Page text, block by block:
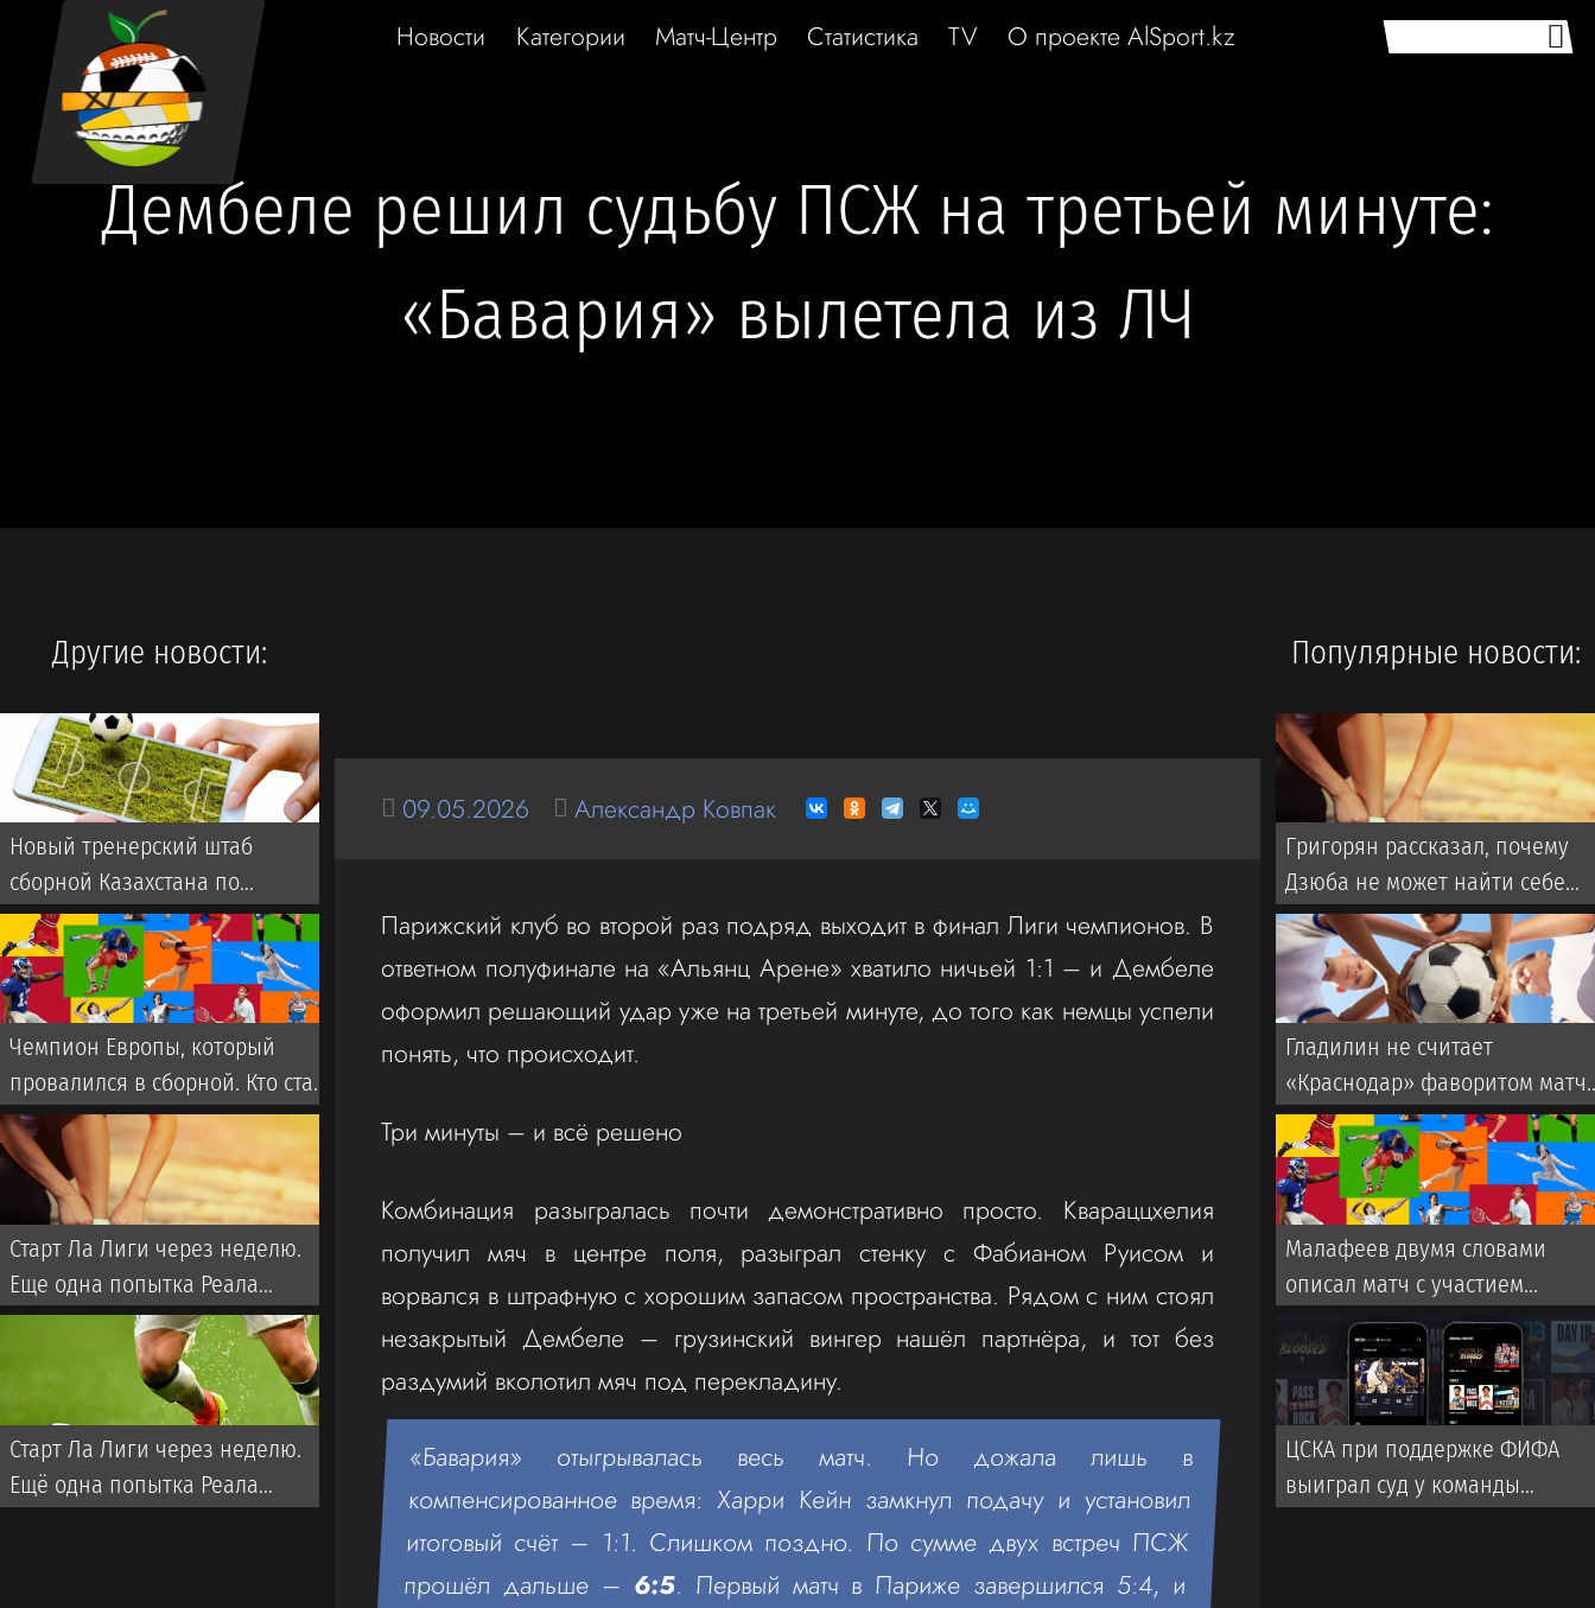
Новости Категории Матч-Центр Статистика TV О проекте AlSport.kz
Дембеле решил судьбу ПСЖ на третьей минуте:
«Бавария» вылетела из ЛЧ
09.05.2026 Александр Ковпак
Парижский клуб во второй раз подряд выходит в финал Лиги чемпионов. В
ответном полуфинале на «Альянц Арене» хватило ничьей 1:1 – и Дембеле
оформил решающий удар уже на третьей минуте, до того как немцы успели
понять, что происходит.
Три минуты – и всё решено
Комбинация разыгралась почти демонстративно просто. Квараццхелия
получил мяч в центре поля, разыграл стенку с Фабианом Руисом и
ворвался в штрафную с хорошим запасом пространства. Рядом с ним стоял
незакрытый Дембеле – грузинский вингер нашёл партнёра, и тот без
раздумий вколотил мяч под перекладину.
«Бавария» отыгрывалась весь матч. Но дожала лишь в
компенсированное время: Харри Кейн замкнул подачу и установил
итоговый счёт – 1:1. Слишком поздно. По сумме двух встреч ПСЖ
прошёл дальше –6:5. Первый матч в Париже завершился 5:4, и
Другие новости:
Новый тренерский штаб
сборной Казахстана по
футболу: кто будет помогать
ван’т Схипу
Чемпион Европы, который
провалился в сборной. Кто стал
новым тренером Казахстана?
Старт Ла Лиги через неделю.
Еще одна попытка Реала
забрать титул у Флика
Старт Ла Лиги через неделю.
Ещё одна попытка Реала
Популярные новости:
Григорян рассказал, почему
Дзюба не может найти себе
команду в РПЛ
Гладилин не считает
«Краснодар» фаворитом
со «Спартаком» в РПЛ
Малафеев двумя словами
описал матч с участием
ветеранов «Зенита». Во время
игры использовалась
пиротехника
ЦСКА при поддержке ФИФА
выиграл суд у команды